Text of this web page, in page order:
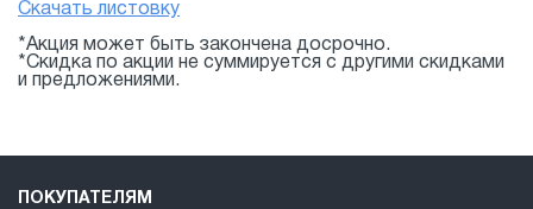
Скачать листовку
*Акция может быть закончена досрочно.
*Скидка по акции не суммируется с другими скидками
и предложениями.
ПОКУПАТЕЛЯМ